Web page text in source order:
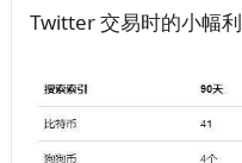
Twitter 交易时的小幅利